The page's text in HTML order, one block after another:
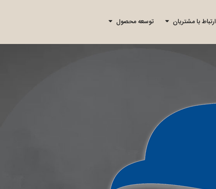
ارتباط با مشتریان توسعه محصول